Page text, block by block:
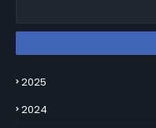
2025
2024